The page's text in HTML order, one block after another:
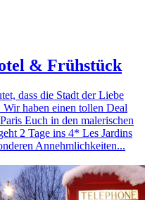
& Frühstück
dass die Stadt der Liebe
haben einen tollen Deal
Euch in den malerischen
2 Tage ins 4* Les Jardins
Annehmlichkeiten...